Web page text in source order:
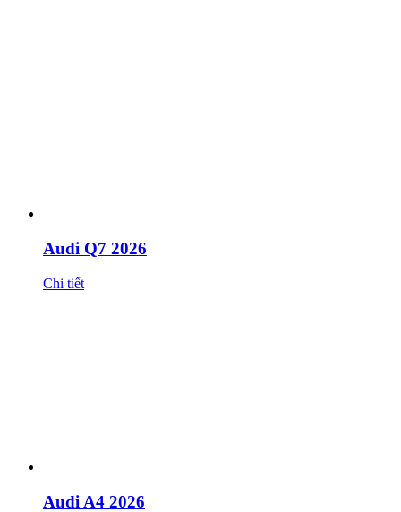
Audi Q7 2026
Chi tiết
Audi A4 2026